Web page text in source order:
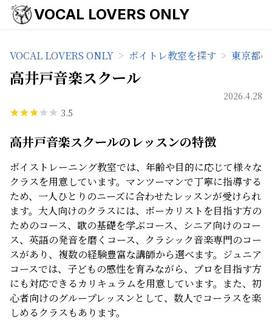
VOCAL LOVERS ONLY
VOCAL LOVERS ONLY > ボイトレ教室を探す > 東京都
高井戸音楽スクール
2026.4.28
3.5
高井戸音楽スクールのレッスンの特徴
ボイストレーニング教室では、年齢や目的に応じて様々な
クラスを用意しています。マンツーマンで丁寧に指導する
ため、一人ひとりのニーズに合わせたレッスンが受けられ
ます。大人向けのクラスには、ボーカリストを目指す方の
ためのコース、歌の基礎を学ぶコース、シニア向けのコー
ス、英語の発音を磨くコース、クラシック音楽専門のコー
スがあり、複数の経験豊富な講師から選べます。ジュニア
コースでは、子どもの感性を育みながら、プロを目指す方
にも対応できるカリキュラムを用意しています。また、初
心者向けのグループレッスンとして、数人でコーラスを楽
しめるクラスもあります。